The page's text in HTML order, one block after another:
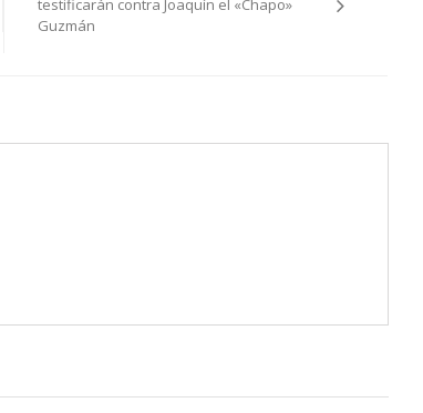
testificarán contra Joaquín el «Chapo»
Guzmán